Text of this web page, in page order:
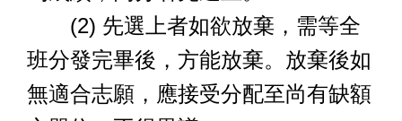
(2) 先選上者如欲放棄，需等全
班分發完畢後，方能放棄。放棄後如
無適合志願，應接受分配至尚有缺額